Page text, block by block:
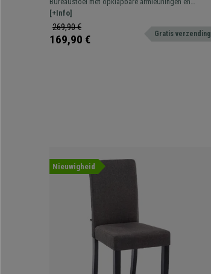
Armleuningen, Zwart / Wit
ergonomisch design. Hij beschikt over een
lendensteun
[+Info]
269,90 €
169,90 € Gratis verzending
Nieuwigheid